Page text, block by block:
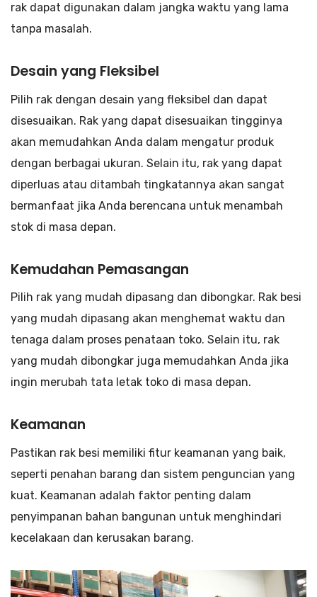
rak dapat digunakan dalam jangka waktu yang lama
tanpa masalah.
Desain yang Fleksibel
Pilih rak dengan desain yang fleksibel dan dapat
disesuaikan. Rak yang dapat disesuaikan tingginya
akan memudahkan Anda dalam mengatur produk
dengan berbagai ukuran. Selain itu, rak yang dapat
diperluas atau ditambah tingkatannya akan sangat
bermanfaat jika Anda berencana untuk menambah
stok di masa depan.
Kemudahan Pemasangan
Pilih rak yang mudah dipasang dan dibongkar. Rak besi
yang mudah dipasang akan menghemat waktu dan
tenaga dalam proses penataan toko. Selain itu, rak
yang mudah dibongkar juga memudahkan Anda jika
ingin merubah tata letak toko di masa depan.
Keamanan
Pastikan rak besi memiliki fitur keamanan yang baik,
seperti penahan barang dan sistem penguncian yang
kuat. Keamanan adalah faktor penting dalam
penyimpanan bahan bangunan untuk menghindari
kecelakaan dan kerusakan barang.